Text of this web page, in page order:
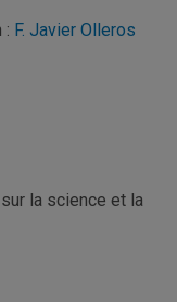
: F. Javier Olleros
la science et la